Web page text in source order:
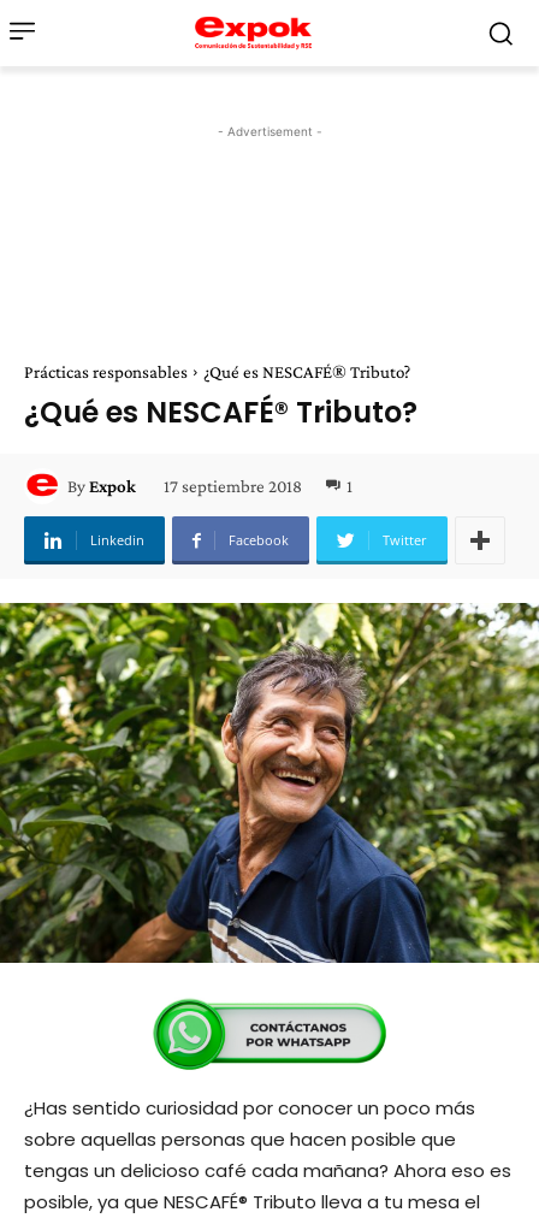
- Advertisement -
Prácticas responsables ¿Qué es NESCAFÉ® Tributo?
¿Qué es NESCAFÉ® Tributo?
ByExpok 17 septiembre 2018 1
Linkedin Facebook Twitter
¿Has sentido curiosidad por conocer un poco más
sobre aquellas personas que hacen posible que
tengas un delicioso café cada mañana? Ahora eso es
posible, ya que NESCAFÉ® Tributo lleva a tu mesa el